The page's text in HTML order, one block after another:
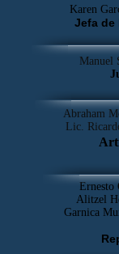
Karen
Jefa de
Manuel
Abraham
Lic.
Ernesto
Alitzel
Garnica